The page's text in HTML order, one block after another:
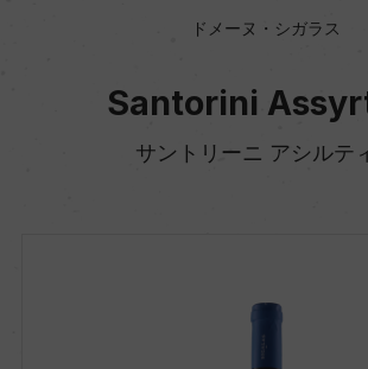
ドメーヌ・シガラス
Santorini
サントリーニ アシルテ